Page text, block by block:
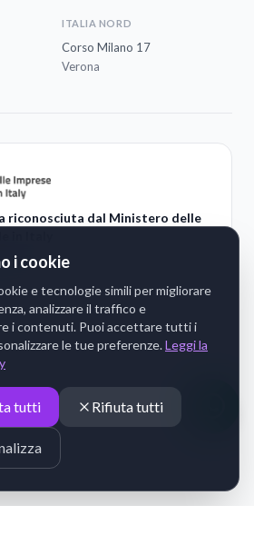
ITALIA NORD
Corso Milano 17
Verona
riconosciuta dal Ministero delle
delle startup innovative del
italiano.
Srl — Tutti i diritti riservati
i cookie
e tecnologie simili per migliorare
analizzare il traffico e
i contenuti. Puoi accettare tutti i
le tue preferenze.Leggi la
tutti Rifiuta tutti